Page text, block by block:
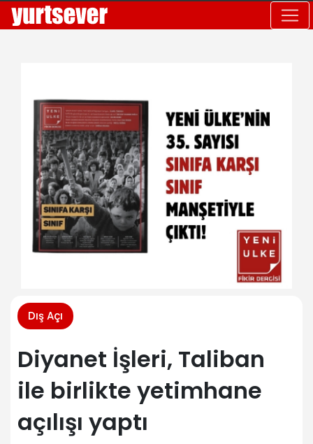
Dış Açı
Diyanet İşleri, Taliban
ile birlikte yetimhane
açılışı yaptı